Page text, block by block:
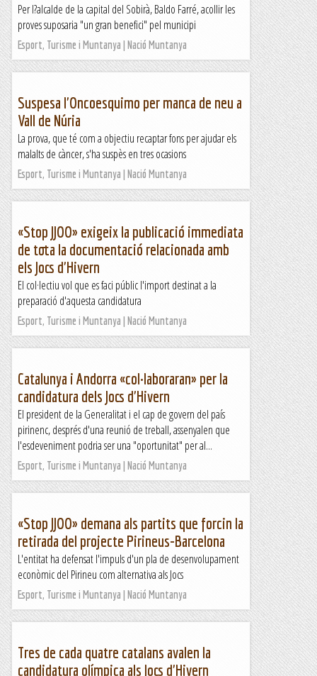
Per l?alcalde de la capital del Sobirà, Baldo Farré, acollir les
proves suposaria "un gran benefici" pel municipi
Esport, Turisme i Muntanya | Nació Muntanya
Suspesa l'Oncoesquimo per manca de neu a
Vall de Núria
La prova, que té com a objectiu recaptar fons per ajudar els
malalts de càncer, s'ha suspès en tres ocasions
Esport, Turisme i Muntanya | Nació Muntanya
«Stop JJOO» exigeix la publicació immediata
de tota la documentació relacionada amb
els Jocs d'Hivern
El col·lectiu vol que es faci públic l'import destinat a la
preparació d'aquesta candidatura
Esport, Turisme i Muntanya | Nació Muntanya
Catalunya i Andorra «col·laboraran» per la
candidatura dels Jocs d'Hivern
El president de la Generalitat i el cap de govern del país
pirinenc, després d'una reunió de treball, assenyalen que
l'esdeveniment podria ser una "oportunitat" per al...
Esport, Turisme i Muntanya | Nació Muntanya
«Stop JJOO» demana als partits que forcin la
retirada del projecte Pirineus-Barcelona
L'entitat ha defensat l'impuls d'un pla de desenvolupament
econòmic del Pirineu com alternativa als Jocs
Esport, Turisme i Muntanya | Nació Muntanya
Tres de cada quatre catalans avalen la
candidatura olímpica als Jocs d'Hivern